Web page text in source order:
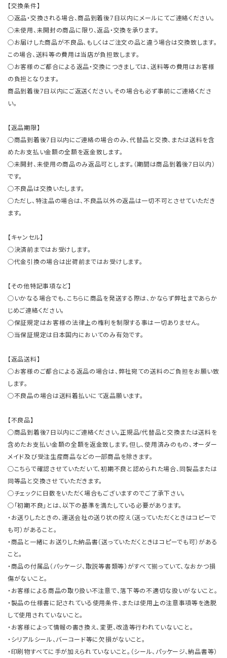
【交換条件】
○返品・交換される場合、商品到着後7日以内にメールにてご連絡ください。
○未使用、未開封の商品に限り、返品・交換を承ります。
○お届けした商品が不良品、もしくはご注文の品と違う場合は交換致します。
この場合、送料等の費用は当店が負担致します。
○お客様のご都合による返品・交換につきましては、送料等の費用はお客様
の負担となります。
商品到着後7日以内にご返送ください。その場合も必ず事前にご連絡くださ
い。
【返品期限】
○商品到着後7日以内にご連絡の場合のみ、代替品と交換、または送料を含
めたお支払い金額の全額を返金致します。
○未開封、未使用の商品のみ返品可とします。（期間は商品到着後7日以内）
です。
○不良品は交換いたします。
○ただし、特注品の場合は、不良品以外の返品は一切不可とさせていただき
ます。
【キャンセル】
○決済前まではお受けします。
○代金引換の場合は出荷前まではお受けします。
【その他特記事項など】
○いかなる場合でも、こちらに商品を発送する際は、かならず弊社まであらか
じめご連絡ください。
○保証規定はお客様の法律上の権利を制限する事は一切ありません。
○当保証規定は日本国内においてのみ有効です。
【返品送料】
○お客様のご都合による返品の場合は、弊社宛ての送料のご負担をお願い致
します。
○不良品の場合は送料着払いにて返品願います。
【不良品】
○商品到着後7日以内にご連絡ください。正規品/代替品と交換または送料を
含めたお支払い金額の全額を返金致します。但し、使用済みのもの、オーダー
メイド及び受注生産商品などの一部商品を除きます。
○こちらで確認させていただいて、初期不良と認められた場合、同製品または
同等品と交換させていただきます。
○チェックに日数をいただく場合もございますのでご了承下さい。
○「初期不良」とは、以下の基準を満たしている必要があります。
・お送りしたときの、運送会社の送り状の控え（送っていただくときはコピーで
も可）があること。
・商品と一緒にお送りした納品書（送っていただくときはコピーでも可）がある
こと。
・商品の付属品（パッケージ、取説等書類等）がすべて揃っていて、なおかつ損
傷がないこと。
・お客様による商品の取り扱い不注意で、落下等の不適切な扱いがないこと。
・製品の仕様書に記されている使用条件、または使用上の注意事項等を逸脱
して使用されていないこと。
・お客様によって情報の書き換え、変更、改造等行われていないこと。
・シリアルシール、バーコード等に欠損がないこと。
・印刷物すべてに手が加えられていないこと。（シール、パッケージ、納品書等）